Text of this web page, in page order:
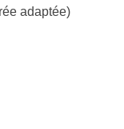
adaptée)